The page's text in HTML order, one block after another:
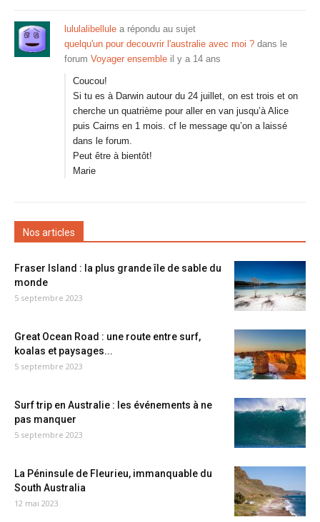
lululalibellule a répondu au sujet
quelqu'un pour decouvrir l'australie avec moi ? dans le
forum Voyager ensemble il y a 14 ans
Coucou!
Si tu es à Darwin autour du 24 juillet, on est trois et on
cherche un quatrième pour aller en van jusqu’à Alice
puis Cairns en 1 mois. cf le message qu’on a laissé
dans le forum.
Peut être à bientôt!
Marie
Nos articles
Fraser Island : la plus grande île de sable du
monde
5 septembre 2023
Great Ocean Road : une route entre surf,
koalas et paysages...
5 septembre 2023
Surf trip en Australie : les événements à ne
pas manquer
5 septembre 2023
La Péninsule de Fleurieu, immanquable du
South Australia
12 mai 2023